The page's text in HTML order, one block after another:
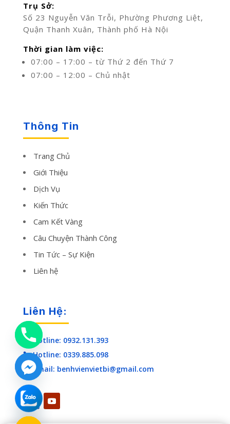
Trụ Sở:
Số 23 Nguyễn Văn Trỗi, Phường Phương Liệt,
Quận Thanh Xuân, Thành phố Hà Nội
Thời gian làm việc:
07:00 – 17:00 – từ Thứ 2 đến Thứ 7
07:00 – 12:00 – Chủ nhật
Thông Tin
Trang Chủ
Giới Thiệu
Dịch Vụ
Kiến Thức
Cam Kết Vàng
Câu Chuyện Thành Công
Tin Tức – Sự Kiện
Liên hệ
Liên Hệ:
 Hotline: 0932.131.393
 Hotline: 0339.885.098
 Email: benhvienvietbi@gmail.com
Hide
chaty